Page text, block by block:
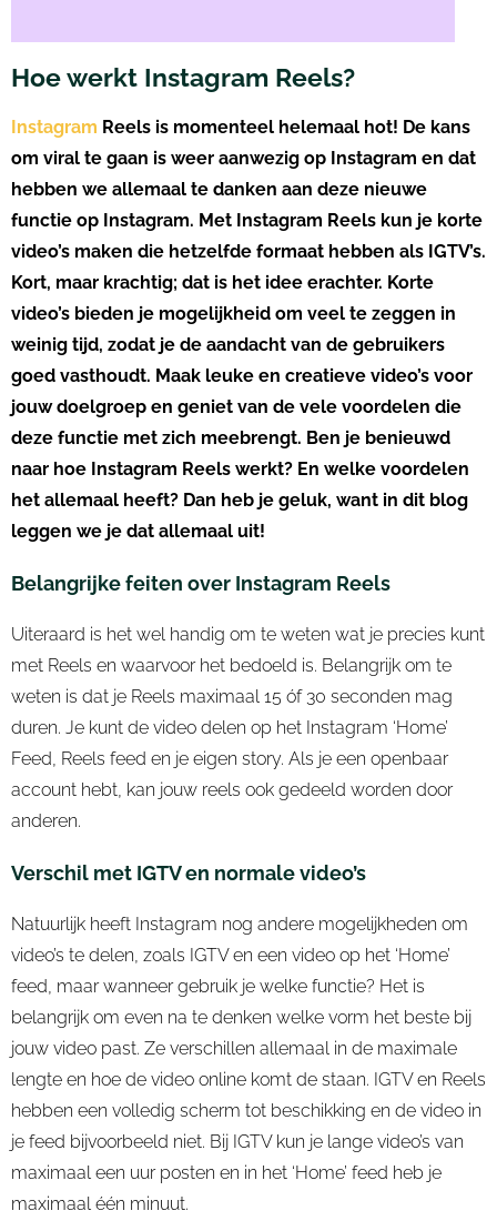
Hoe werkt Instagram Reels?
Instagram Reels is momenteel helemaal hot! De kans
om viral te gaan is weer aanwezig op Instagram en dat
hebben we allemaal te danken aan deze nieuwe
functie op Instagram. Met Instagram Reels kun je korte
video’s maken die hetzelfde formaat hebben als IGTV’s.
Kort, maar krachtig; dat is het idee erachter. Korte
video’s bieden je mogelijkheid om veel te zeggen in
weinig tijd, zodat je de aandacht van de gebruikers
goed vasthoudt. Maak leuke en creatieve video’s voor
jouw doelgroep en geniet van de vele voordelen die
deze functie met zich meebrengt. Ben je benieuwd
naar hoe Instagram Reels werkt? En welke voordelen
het allemaal heeft? Dan heb je geluk, want in dit blog
leggen we je dat allemaal uit!
Belangrijke feiten over Instagram Reels
Uiteraard is het wel handig om te weten wat je precies kunt
met Reels en waarvoor het bedoeld is. Belangrijk om te
weten is dat je Reels maximaal 15 óf 30 seconden mag
duren. Je kunt de video delen op het Instagram ‘Home’
Feed, Reels feed en je eigen story. Als je een openbaar
account hebt, kan jouw reels ook gedeeld worden door
anderen.
Verschil met IGTV en normale video’s
Natuurlijk heeft Instagram nog andere mogelijkheden om
video’s te delen, zoals IGTV en een video op het ‘Home’
feed, maar wanneer gebruik je welke functie? Het is
belangrijk om even na te denken welke vorm het beste bij
jouw video past. Ze verschillen allemaal in de maximale
lengte en hoe de video online komt de staan. IGTV en Reels
hebben een volledig scherm tot beschikking en de video in
je feed bijvoorbeeld niet. Bij IGTV kun je lange video’s van
maximaal een uur posten en in het ‘Home’ feed heb je
maximaal één minuut.